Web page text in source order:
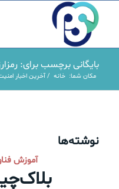
بایگانی برچسب برای:
مکان شما: خانه / آخرین اخبار
نوشته‌ها
آموزش